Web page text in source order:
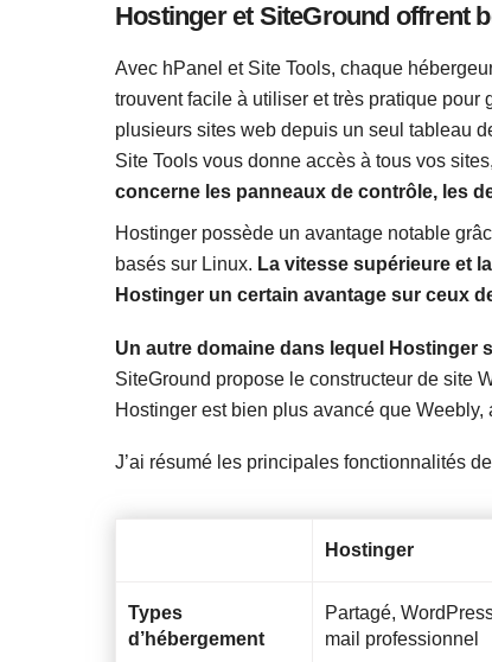
Hostinger et SiteGround offrent
Avec hPanel et Site Tools, chaque
trouvent facile à utiliser et très pratique
plusieurs sites web depuis un seul tableau
Site Tools vous donne accès à tous vos
concerne les panneaux de contrôle, les
Hostinger possède un avantage notable
basés sur Linux. La vitesse supérieure et
Hostinger un certain avantage sur ceux
Un autre domaine dans lequel Hostinger
SiteGround propose le constructeur de site
Hostinger est bien plus avancé que
J’ai résumé les principales fonctionnalités
Hostinger
Types
d’hébergement
Partagé,
mail professionnel